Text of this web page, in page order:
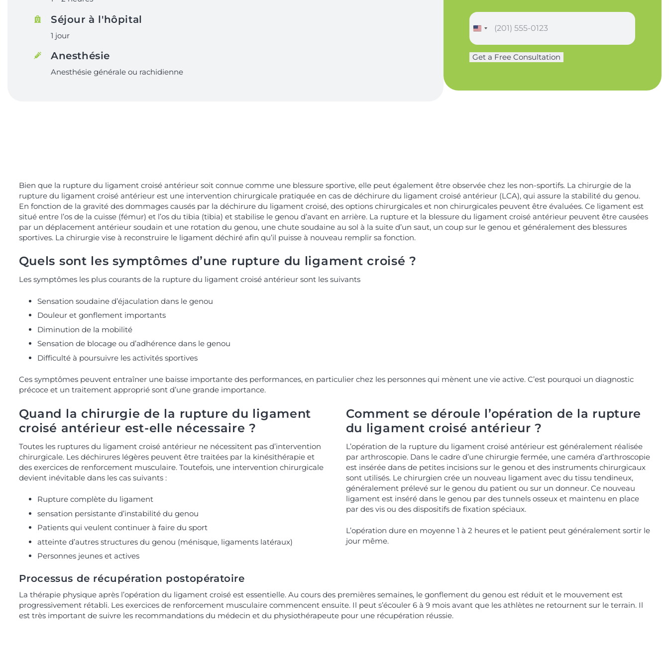
Séjour à l'hôpital
1 jour
Anesthésie
Anesthésie générale ou rachidienne
P
h
o
eP
n
Get a Free Consultation
Bien que la rupture du ligament croisé antérieur soit connue comme une blessure sportive, elle peut également être observée chez les non-sportifs. La chirurgie de la
rupture du ligament croisé antérieur est une intervention chirurgicale pratiquée en cas de déchirure du ligament croisé antérieur (LCA), qui assure la stabilité du genou.
En fonction de la gravité des dommages causés par la déchirure du ligament croisé, des options chirurgicales et non chirurgicales peuvent être évaluées. Ce ligament est
situé entre l’os de la cuisse (fémur) et l’os du tibia (tibia) et stabilise le genou d’avant en arrière. La rupture et la blessure du ligament croisé antérieur peuvent être causées
par un déplacement antérieur soudain et une rotation du genou, une chute soudaine au sol à la suite d’un saut, un coup sur le genou et généralement des blessures
sportives. La chirurgie vise à reconstruire le ligament déchiré afin qu’il puisse à nouveau remplir sa fonction.
Quels sont les symptômes d’une rupture du ligament croisé ?
Les symptômes les plus courants de la rupture du ligament croisé antérieur sont les suivants
Sensation soudaine d’éjaculation dans le genou
Douleur et gonflement importants
Diminution de la mobilité
Sensation de blocage ou d’adhérence dans le genou
Difficulté à poursuivre les activités sportives
Ces symptômes peuvent entraîner une baisse importante des performances, en particulier chez les personnes qui mènent une vie active. C’est pourquoi un diagnostic
précoce et un traitement approprié sont d’une grande importance.
Quand la chirurgie de la rupture du ligament
croisé antérieur est-elle nécessaire ?
Toutes les ruptures du ligament croisé antérieur ne nécessitent pas d’intervention
chirurgicale. Les déchirures légères peuvent être traitées par la kinésithérapie et
des exercices de renforcement musculaire. Toutefois, une intervention chirurgicale
devient inévitable dans les cas suivants :
Rupture complète du ligament
sensation persistante d’instabilité du genou
Patients qui veulent continuer à faire du sport
atteinte d’autres structures du genou (ménisque, ligaments latéraux)
Personnes jeunes et actives
Comment se déroule l’opération de la rupture
du ligament croisé antérieur ?
L’opération de la rupture du ligament croisé antérieur est généralement réalisée
par arthroscopie. Dans le cadre d’une chirurgie fermée, une caméra d’arthroscopie
est insérée dans de petites incisions sur le genou et des instruments chirurgicaux
sont utilisés. Le chirurgien crée un nouveau ligament avec du tissu tendineux,
généralement prélevé sur le genou du patient ou sur un donneur. Ce nouveau
ligament est inséré dans le genou par des tunnels osseux et maintenu en place
par des vis ou des dispositifs de fixation spéciaux.
L’opération dure en moyenne 1 à 2 heures et le patient peut généralement sortir le
jour même.
Processus de récupération postopératoire
La thérapie physique après l’opération du ligament croisé est essentielle. Au cours des premières semaines, le gonflement du genou est réduit et le mouvement est
progressivement rétabli. Les exercices de renforcement musculaire commencent ensuite. Il peut s’écouler 6 à 9 mois avant que les athlètes ne retournent sur le terrain. Il
est très important de suivre les recommandations du médecin et du physiothérapeute pour une récupération réussie.